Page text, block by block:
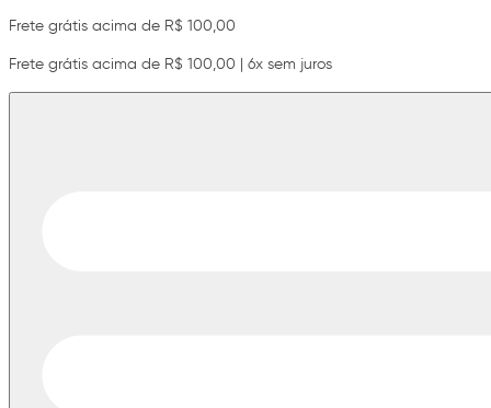
Frete grátis acima de R$ 100,00
Frete grátis acima de R$ 100,00 | 6x sem juros